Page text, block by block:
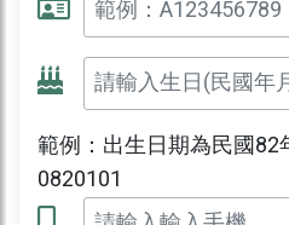
範例：出生日期為民國82
0820101